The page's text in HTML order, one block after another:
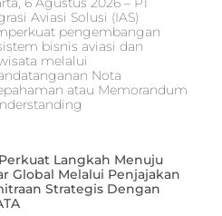
Aviasi Solusi (IAS)
pengembangan
bisnis aviasi dan
melalui
Nota
atau Memorandum
Langkah Menuju
Global Melalui Penjajakan
Strategis Dengan